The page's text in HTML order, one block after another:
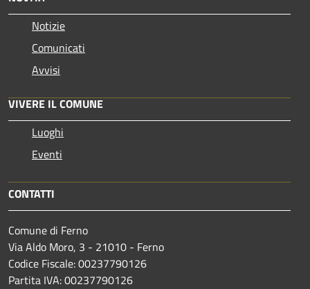
Notizie
Comunicati
Avvisi
VIVERE IL COMUNE
Luoghi
Eventi
CONTATTI
Comune di Ferno
Via Aldo Moro, 3 - 21010 - Ferno
Codice Fiscale: 00237790126
Partita IVA: 00237790126